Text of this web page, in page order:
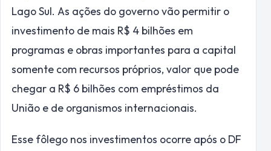
Lago Sul. As ações do governo vão permitir o
investimento de mais R$ 4 bilhões em
programas e obras importantes para a capital
somente com recursos próprios, valor que pode
chegar a R$ 6 bilhões com empréstimos da
União e de organismos internacionais.
Esse fôlego nos investimentos ocorre após o DF